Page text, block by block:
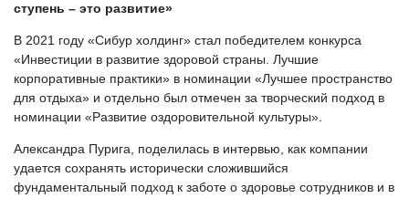
ступень – это развитие»
В 2021 году «Сибур холдинг» стал победителем конкурса
«Инвестиции в развитие здоровой страны. Лучшие
корпоративные практики» в номинации «Лучшее пространство
для отдыха» и отдельно был отмечен за творческий подход в
номинации «Развитие оздоровительной культуры».
Александра Пурига, поделилась в интервью, как компании
удается сохранять исторически сложившийся
фундаментальный подход к заботе о здоровье сотрудников и в